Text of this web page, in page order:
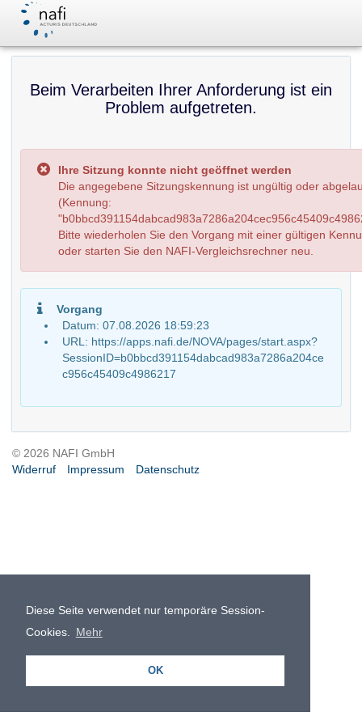
Diese Seite verwendet nur temporäre Session-
Cookies.
Mehr
OK
Beim Verarbeiten Ihrer Anforderung ist ein
Problem aufgetreten.
Ihre Sitzung konnte nicht geöffnet werden
Die angegebene Sitzungskennung ist ungültig oder
(Kennung:
Bitte wiederholen Sie den Vorgang mit einer gültigen
oder starten Sie den NAFI-Vergleichsrechner neu.
Vorgang
Datum: 07.08.2026 18:59:23
URL: https://apps.nafi.de/NOVA/pages/start.aspx?
SessionID=b0bbcd391154dabcad983a7286a204ce
c956c45409c4986217
© 2026 NAFI GmbH
Widerruf
Impressum Datenschutz